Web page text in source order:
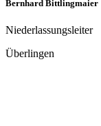
Niederlassungsleiter